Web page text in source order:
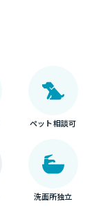
ペット相談可
洗面所独立